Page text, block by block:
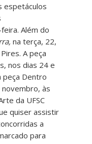
espetáculos
Além do
na terça, 22,
A peça
nos dias 24 e
peça Dentro
às
da UFSC
quiser assistir
a
para